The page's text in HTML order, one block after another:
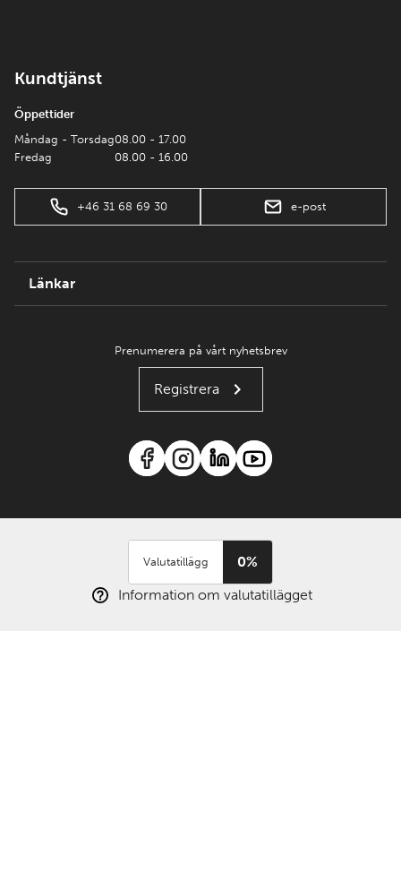
Kundtjänst
Öppettider
Måndag - Torsdag
Fredag
08.00 - 17.00
08.00 - 16.00
+46 31 68 69 30 e-post
Länkar
Prenumerera på vårt nyhetsbrev
Registrera
Valutatillägg
0%
Information om valutatillägget